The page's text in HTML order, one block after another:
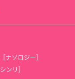
ナゾロジー］
ンリ］